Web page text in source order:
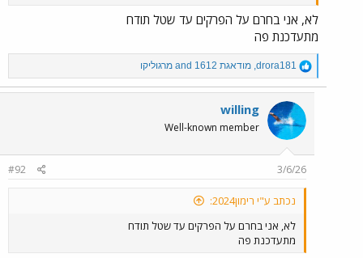
לא, אני בחרם על הפרקים עד שטל תודח
מתעדכנת פה
R
e
a
c
i
o
n
s
drora181
, מודאגת 1612 מרגוליקו
willing
Well-known member
3/6/26
#92
נכתב ע"י רימון2024:
לא, אני בחרם על הפרקים עד שטל תודח
מתעדכנת פה